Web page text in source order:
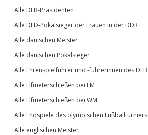
Alle DFB-Präsidenten
Alle DFD-Pokalsieger der Frauen in der DDR
Alle dänischen Meister
Alle dänischen Pokalsieger
Alle Ehrenspielführer und -führerinnen des DFB
Alle Elfmeterschießen bei EM
Alle Elfmeterschießen bei WM
Alle Endspiele des olympischen Fußballturniers
Alle englischen Meister